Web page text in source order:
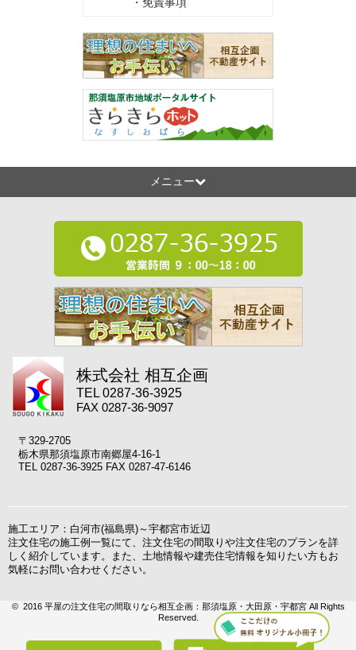
・免責事項
メニュー
株式会社 相互企画
TEL 0287-36-3925
FAX 0287-36-9097
〒329-2705
栃木県那須塩原市南郷屋4-16-1
TEL 0287-36-3925 FAX 0287-47-6146
施工エリア：白河市(福島県)～宇都宮市近辺
注文住宅の施工例一覧にて、注文住宅の間取りや注文住宅のプランを詳
しく紹介しています。また、土地情報や建売住宅情報を知りたい方もお
気軽にお問い合わせください。
© 2016 平屋の注文住宅の間取りなら相互企画：那須塩原・大田原・宇都宮 All Rights
Reserved.